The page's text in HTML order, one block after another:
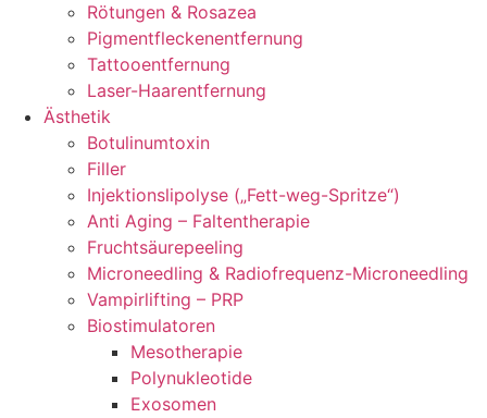
Rötungen & Rosazea
Pigmentfleckenentfernung
Tattooentfernung
Laser-Haarentfernung
Ästhetik
Botulinumtoxin
Filler
Injektionslipolyse („Fett-weg-Spritze“)
Anti Aging – Faltentherapie
Fruchtsäurepeeling
Microneedling & Radiofrequenz-Microneedling
Vampirlifting – PRP
Biostimulatoren
Mesotherapie
Polynukleotide
Exosomen